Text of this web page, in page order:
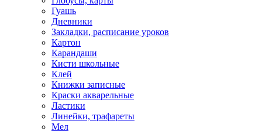
Гуашь
Дневники
Закладки, расписание уроков
Картон
Карандаши
Кисти школьные
Клей
Книжки записные
Краски акварельные
Ластики
Линейки, трафареты
Мел